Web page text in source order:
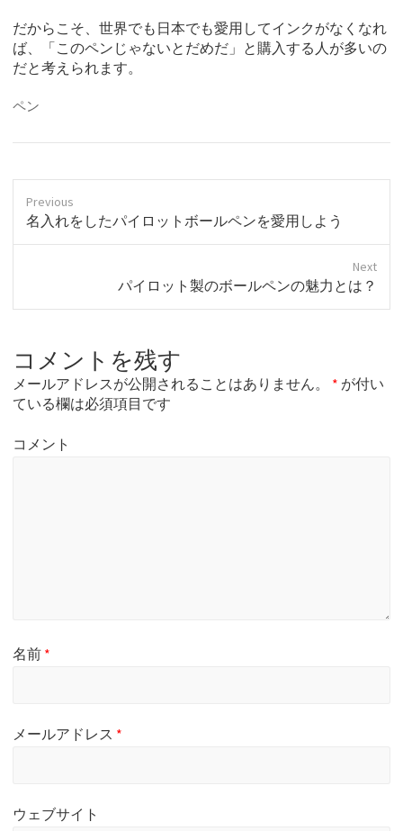
だからこそ、世界でも日本でも愛用してインクがなくなれ
ば、「このペンじゃないとだめだ」と購入する人が多いの
だと考えられます。
ペン
Previous
P
o
p
o
s
名入れをしたパイロットボールペンを愛用しよう
Next
p
o
t
パイロット製のボールペンの魅力とは？
コメントを残す
メールアドレスが公開されることはありません。 * が付い
ている欄は必須項目です
コメント
名前 *
メールアドレス *
ウェブサイト